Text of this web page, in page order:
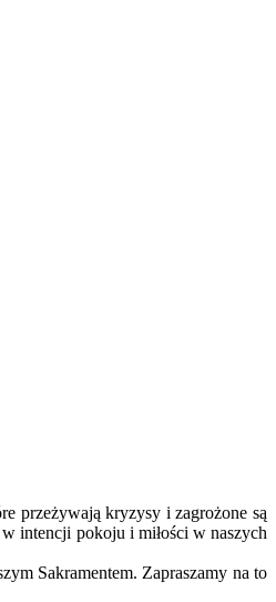
przeżywają kryzysy i zagrożone są
intencji pokoju i miłości w naszych
Sakramentem. Zapraszamy na to